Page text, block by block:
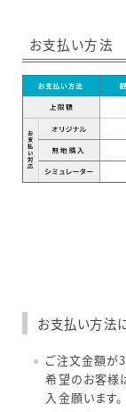
お支払い方法
お支払い方法
ご注文金額が
希望のお客様
入金願います。